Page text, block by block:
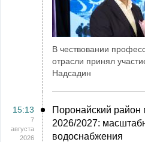
В чествовании
отрасли принял
Надсадин
15:13
7
августа
2026
Поронайский район
2026/2027:
водоснабжения